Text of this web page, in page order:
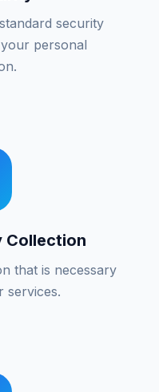
security
personal
Collection
that is necessary
services.